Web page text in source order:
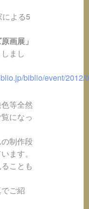
よる5
画展」
まし
biblio/event/2012/
等全然
になっ
制作段
ます。
ことも
ご紹